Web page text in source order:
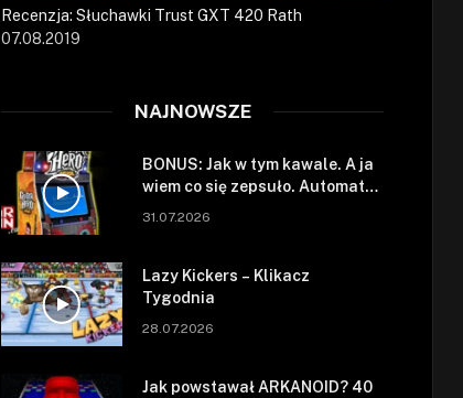
Recenzja: Słuchawki Trust GXT 420 Rath
07.08.2019
NAJNOWSZE
BONUS: Jak w tym kawale. A ja
wiem co się zepsuło. Automat
się zepsuł.
31.07.2026
Lazy Kickers – Klikacz
Tygodnia
28.07.2026
Jak powstawał ARKANOID? 40